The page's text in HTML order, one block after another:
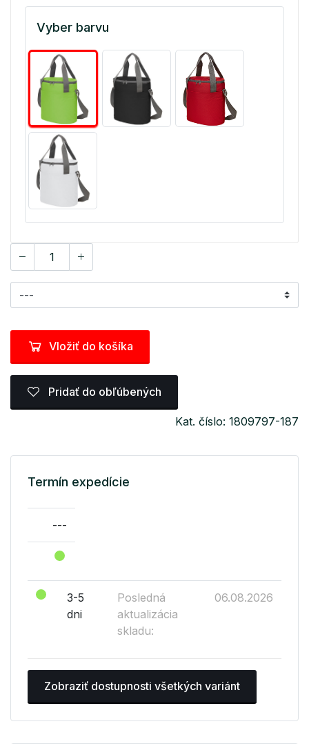
Vyber barvu
Vložiť do košíka
Pridať do obľúbených
Kat. číslo: 1809797-187
Termín expedície
---
3-5
dni
Posledná
aktualizácia
skladu:
06.08.2026
Zobraziť dostupnosti všetkých variánt